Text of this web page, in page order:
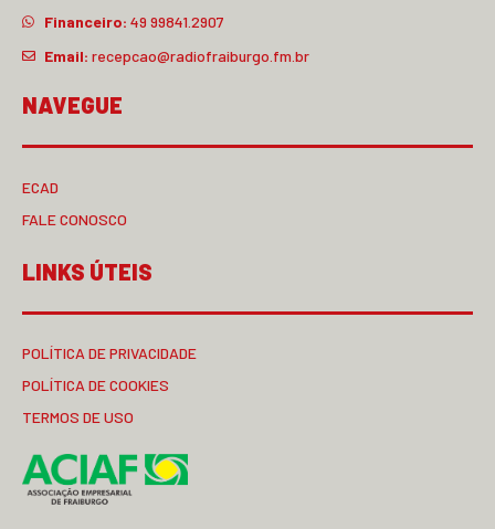
Financeiro: 49 99841.2907
Email: recepcao@radiofraiburgo.fm.br
NAVEGUE
ECAD
FALE CONOSCO
LINKS ÚTEIS
POLÍTICA DE PRIVACIDADE
POLÍTICA DE COOKIES
TERMOS DE USO